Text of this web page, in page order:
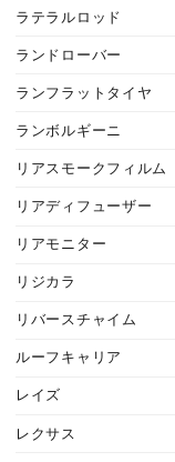
ラテラルロッド
ランドローバー
ランフラットタイヤ
ランボルギーニ
リアスモークフィルム
リアディフューザー
リアモニター
リジカラ
リバースチャイム
ルーフキャリア
レイズ
レクサス